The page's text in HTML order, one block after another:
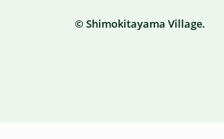
© Shimokitayama Village.